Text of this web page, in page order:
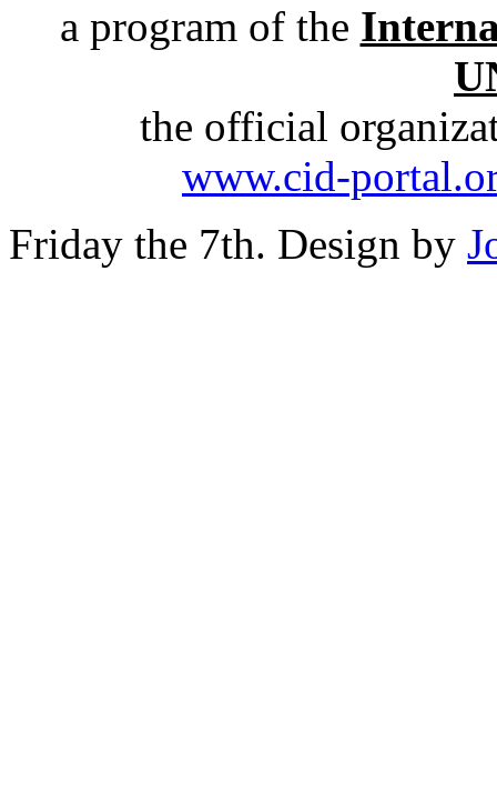
a program of the
the official
www.cid-
Friday the 7th. Design by